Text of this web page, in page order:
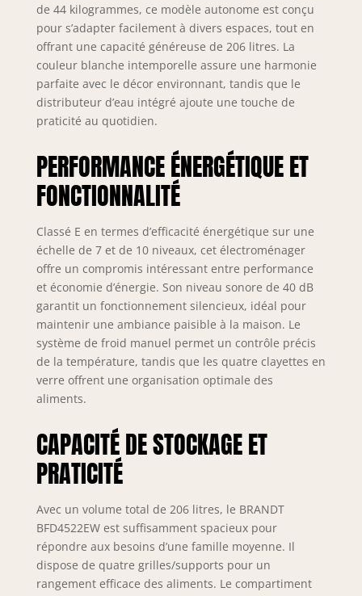
de 44 kilogrammes, ce modèle autonome est conçu
pour s’adapter facilement à divers espaces, tout en
offrant une capacité généreuse de 206 litres. La
couleur blanche intemporelle assure une harmonie
parfaite avec le décor environnant, tandis que le
distributeur d’eau intégré ajoute une touche de
praticité au quotidien.
PERFORMANCE ÉNERGÉTIQUE ET
FONCTIONNALITÉ
Classé E en termes d’efficacité énergétique sur une
échelle de 7 et de 10 niveaux, cet électroménager
offre un compromis intéressant entre performance
et économie d’énergie. Son niveau sonore de 40 dB
garantit un fonctionnement silencieux, idéal pour
maintenir une ambiance paisible à la maison. Le
système de froid manuel permet un contrôle précis
de la température, tandis que les quatre clayettes en
verre offrent une organisation optimale des
aliments.
CAPACITÉ DE STOCKAGE ET
PRATICITÉ
Avec un volume total de 206 litres, le BRANDT
BFD4522EW est suffisamment spacieux pour
répondre aux besoins d’une famille moyenne. Il
dispose de quatre grilles/supports pour un
rangement efficace des aliments. Le compartiment